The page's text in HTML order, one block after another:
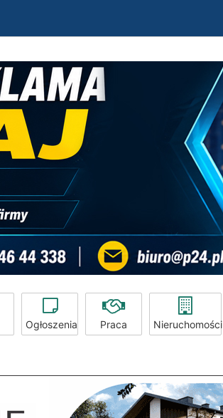
Ogłoszenia Praca Nieruchomości